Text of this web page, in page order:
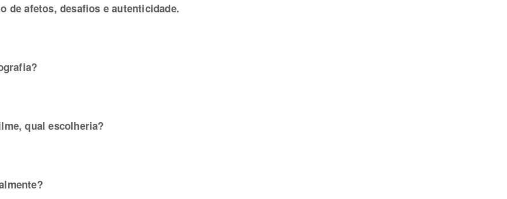
de afetos, desafios e autenticidade.
qual escolheria?